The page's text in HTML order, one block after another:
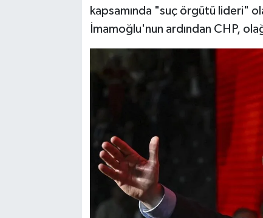
kapsamında "suç örgütü lideri"
İmamoğlu'nun ardından CHP,